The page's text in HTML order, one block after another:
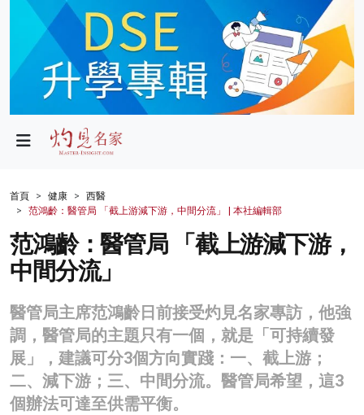
政局
財經
生活
健康
商業
科技
影片
名家榜
首頁 健康
西醫
范鴻齡：醫管局 「截上游減下游，中間分流」 | 本社編輯部
范鴻齡：醫管局 「截上游減下游，
中間分流」
醫管局主席范鴻齡日前接受灼見名家專訪，他強
調，醫管局的主題只有一個，就是「可持續發
展」，建議可分3個方向實踐：一、截上游；
二、減下游；三、中間分流。醫管局希望，這3
個辦法可達至供需平衡。